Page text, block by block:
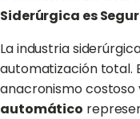
Siderúrgica es
La industria
automatización total.
anacronismo costoso
automático